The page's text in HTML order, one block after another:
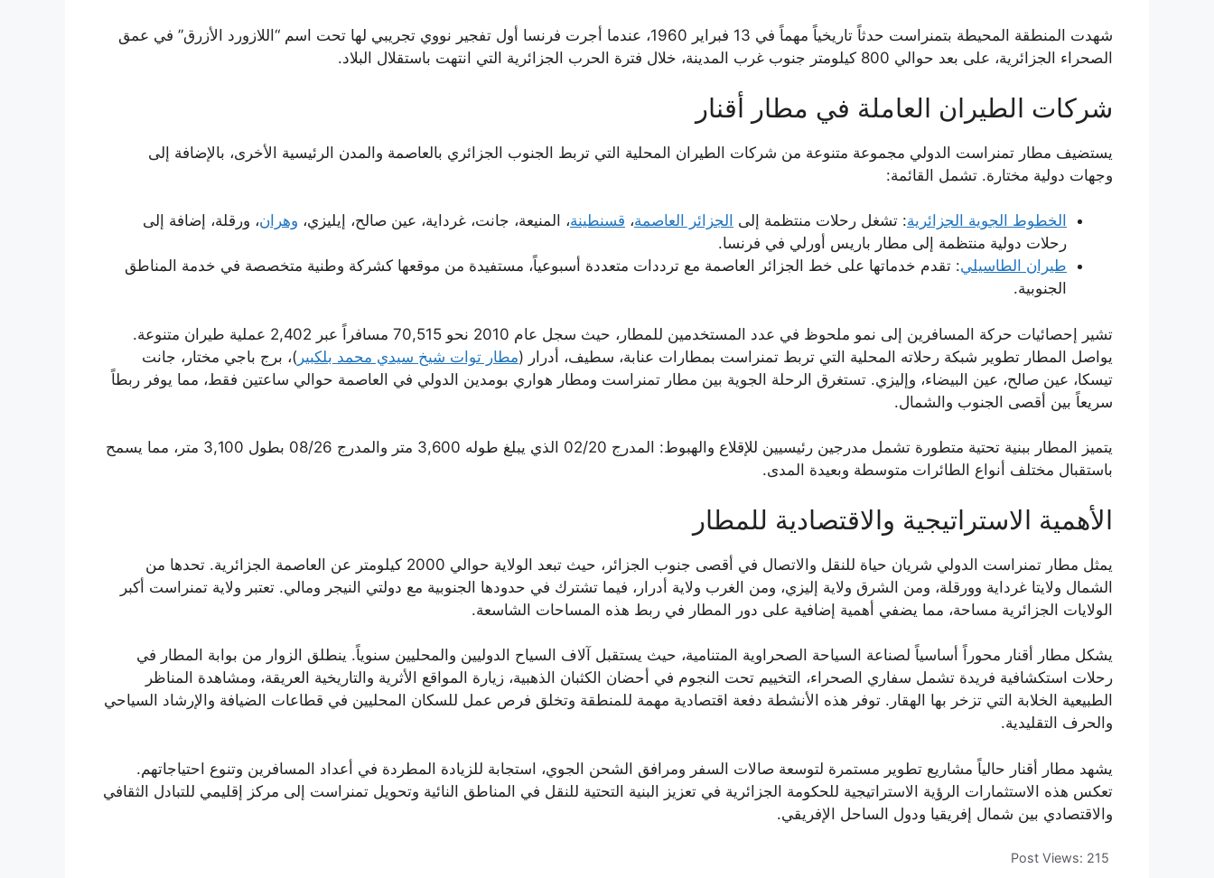
شهدت المنطقة المحيطة بتمنراست حدثاً تاريخياً مهماً في 13 فبراير 1960، عندما أجرت فرنسا أول تفجير نووي تجريبي لها تحت اسم “اللازورد الأزرق” في عمق
الصحراء الجزائرية، على بعد حوالي 800 كيلومتر جنوب غرب المدينة، خلال فترة الحرب الجزائرية التي انتهت باستقلال البلاد.
شركات الطيران العاملة في مطار أقنار
يستضيف مطار تمنراست الدولي مجموعة متنوعة من شركات الطيران المحلية التي تربط الجنوب الجزائري بالعاصمة والمدن الرئيسية الأخرى، بالإضافة إلى
وجهات دولية مختارة. تشمل القائمة:
الخطوط الجوية الجزائرية: تشغل رحلات منتظمة إلى الجزائر العاصمة، قسنطينة، المنيعة، جانت، غرداية، عين صالح، إيليزي، وهران، ورقلة، إضافة إلى
رحلات دولية منتظمة إلى مطار باريس أورلي في فرنسا.
طيران الطاسيلي: تقدم خدماتها على خط الجزائر العاصمة مع ترددات متعددة أسبوعياً، مستفيدة من موقعها كشركة وطنية متخصصة في خدمة المناطق
الجنوبية.
تشير إحصائيات حركة المسافرين إلى نمو ملحوظ في عدد المستخدمين للمطار، حيث سجل عام 2010 نحو 70,515 مسافراً عبر 2,402 عملية طيران متنوعة.
يواصل المطار تطوير شبكة رحلاته المحلية التي تربط تمنراست بمطارات عنابة، سطيف، أدرار (مطار توات شيخ سيدي محمد بلكبير )، برج باجي مختار، جانت
تيسكا، عين صالح، عين البيضاء، وإليزي. تستغرق الرحلة الجوية بين مطار تمنراست ومطار هواري بومدين الدولي في العاصمة حوالي ساعتين فقط، مما يوفر ربطاً
سريعاً بين أقصى الجنوب والشمال.
يتميز المطار ببنية تحتية متطورة تشمل مدرجين رئيسيين للإقلاع والهبوط: المدرج 02/20 الذي يبلغ طوله 3,600 متر والمدرج 08/26 بطول 3,100 متر، مما يسمح
باستقبال مختلف أنواع الطائرات متوسطة وبعيدة المدى.
الأهمية الاستراتيجية والاقتصادية للمطار
يمثل مطار تمنراست الدولي شريان حياة للنقل والاتصال في أقصى جنوب الجزائر، حيث تبعد الولاية حوالي 2000 كيلومتر عن العاصمة الجزائرية. تحدها من
الشمال ولايتا غرداية وورقلة، ومن الشرق ولاية إليزي، ومن الغرب ولاية أدرار، فيما تشترك في حدودها الجنوبية مع دولتي النيجر ومالي. تعتبر ولاية تمنراست أكبر
الولايات الجزائرية مساحة، مما يضفي أهمية إضافية على دور المطار في ربط هذه المساحات الشاسعة.
يشكل مطار أقنار محوراً أساسياً لصناعة السياحة الصحراوية المتنامية، حيث يستقبل آلاف السياح الدوليين والمحليين سنوياً. ينطلق الزوار من بوابة المطار في
رحلات استكشافية فريدة تشمل سفاري الصحراء، التخييم تحت النجوم في أحضان الكثبان الذهبية، زيارة المواقع الأثرية والتاريخية العريقة، ومشاهدة المناظر
الطبيعية الخلابة التي تزخر بها الهقار. توفر هذه الأنشطة دفعة اقتصادية مهمة للمنطقة وتخلق فرص عمل للسكان المحليين في قطاعات الضيافة والإرشاد السياحي
والحرف التقليدية.
يشهد مطار أقنار حالياً مشاريع تطوير مستمرة لتوسعة صالات السفر ومرافق الشحن الجوي، استجابة للزيادة المطردة في أعداد المسافرين وتنوع احتياجاتهم.
تعكس هذه الاستثمارات الرؤية الاستراتيجية للحكومة الجزائرية في تعزيز البنية التحتية للنقل في المناطق النائية وتحويل تمنراست إلى مركز إقليمي للتبادل الثقافي
والاقتصادي بين شمال إفريقيا ودول الساحل الإفريقي.
Post Views: 215